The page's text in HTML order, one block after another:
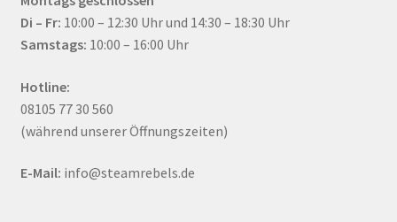
Di – Fr: 10:00 – 12:30 Uhr und 14:30 – 18:30 Uhr
Samstags: 10:00 – 16:00 Uhr
Hotline:
08105 77 30 560
(während unserer Öffnungszeiten)
E-Mail: info@steamrebels.de